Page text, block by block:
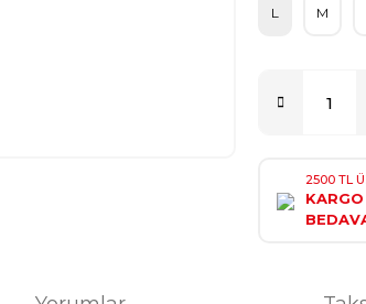
L M
2500 TL
KARGO